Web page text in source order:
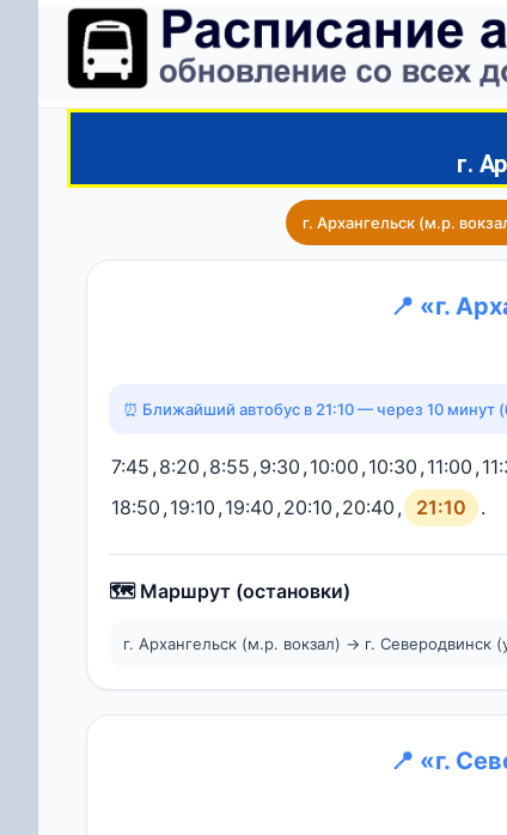
г.
г. Архангельск (м.р.
📍 «г.
⏰ Ближайший автобус в 21:10 — через 10 минут
7:45 ,8:20 ,8:55 ,9:30 ,10:00 ,10:30 ,11:00 ,
18:50 ,19:10 ,19:40 ,20:10 ,20:40 , 21:10 .
🗺️ Маршрут (остановки)
г. Архангельск (м.р. вокзал) → г. Северодвинск
📍 «г.